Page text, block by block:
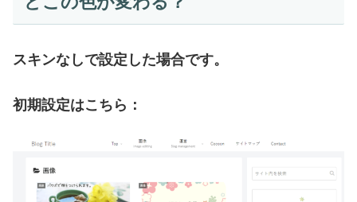
スキンなしで設定した場合です。
初期設定はこちら：